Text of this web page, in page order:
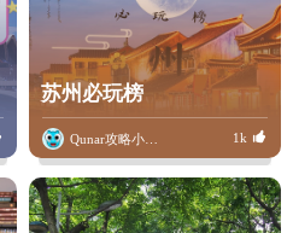
苏州必玩榜
1k